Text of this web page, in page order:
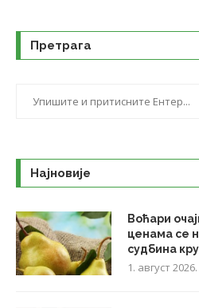
Претрага
Најновије
Воћари
ценама се
судбина
1. август 2026.